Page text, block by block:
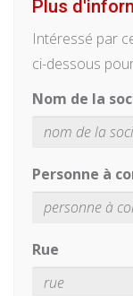
Plus
Intéressé par
ci-dessous
Nom de la
Personne à
Rue